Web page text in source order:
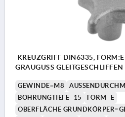
KREUZGRIFF DIN6335,
GRAUGUSS GLEITGESCHLIFFEN
GEWINDE=M8
BOHRUNGTIEFE=15
FORM=E
OBERFLÄCHE